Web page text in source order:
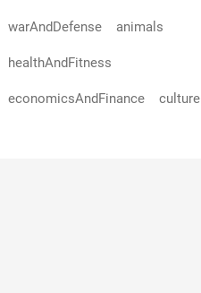
warAndDefense animals
healthAndFitness
economicsAndFinance culture